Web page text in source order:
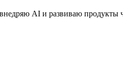
AI и развиваю продукты